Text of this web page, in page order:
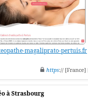
magaliprato-pertuis.fr
https:// [France]
à Strasbourg